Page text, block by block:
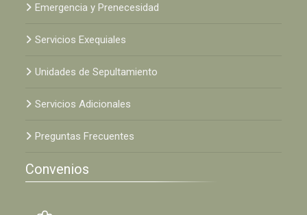
Emergencia y Prenecesidad
Servicios Exequiales
Unidades de Sepultamiento
Servicios Adicionales
Preguntas Frecuentes
Convenios